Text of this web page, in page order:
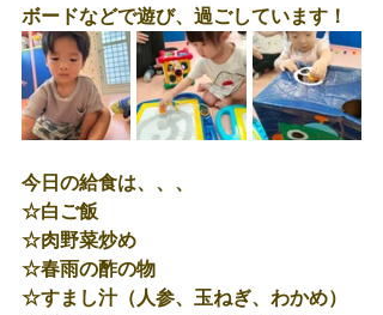
ボードなどで遊び、過ごしています！
今日の給食は、、、
☆白ご飯
☆肉野菜炒め
☆春雨の酢の物
☆すまし汁（人参、玉ねぎ、わかめ）